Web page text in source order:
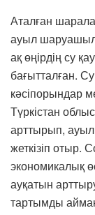
Аталған
ауыл
ақ өңірдің су
бағытталған.
кәсіпорындар
Түркістан
арттырып,
жеткізіп отыр.
экономикалық
ауқатын
тартымды